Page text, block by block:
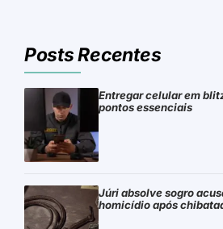
Posts Recentes
Entregar celular em
pontos essenciais
Júri absolve sogro
homicídio após